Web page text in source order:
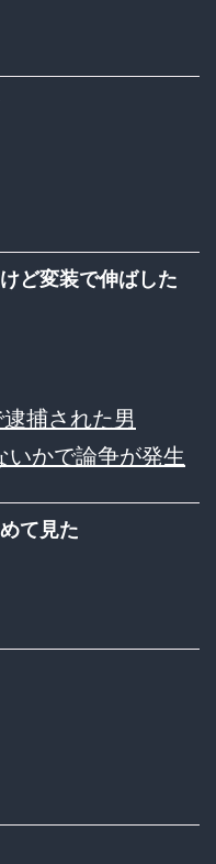
ど変装で伸ばした
逮捕された男
いかで論争が発生
て見た